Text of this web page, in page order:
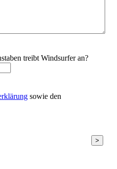
treibt Windsurfer an?
sowie den
>